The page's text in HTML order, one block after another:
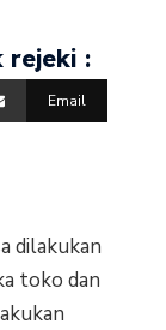
rejeki :
Email
dilakukan
toko dan